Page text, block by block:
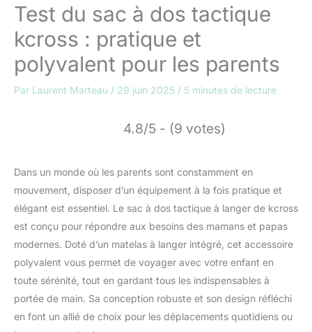
Test du sac à dos tactique
kcross : pratique et
polyvalent pour les parents
Par Laurent Marteau / 29 juin 2025 / 5 minutes de lecture
4.8/5 - (9 votes)
Dans un monde où les parents sont constamment en
mouvement, disposer d’un équipement à la fois pratique et
élégant est essentiel. Le sac à dos tactique à langer de kcross
est conçu pour répondre aux besoins des mamans et papas
modernes. Doté d’un matelas à langer intégré, cet accessoire
polyvalent vous permet de voyager avec votre enfant en
toute sérénité, tout en gardant tous les indispensables à
portée de main. Sa conception robuste et son design réfléchi
en font un allié de choix pour les déplacements quotidiens ou